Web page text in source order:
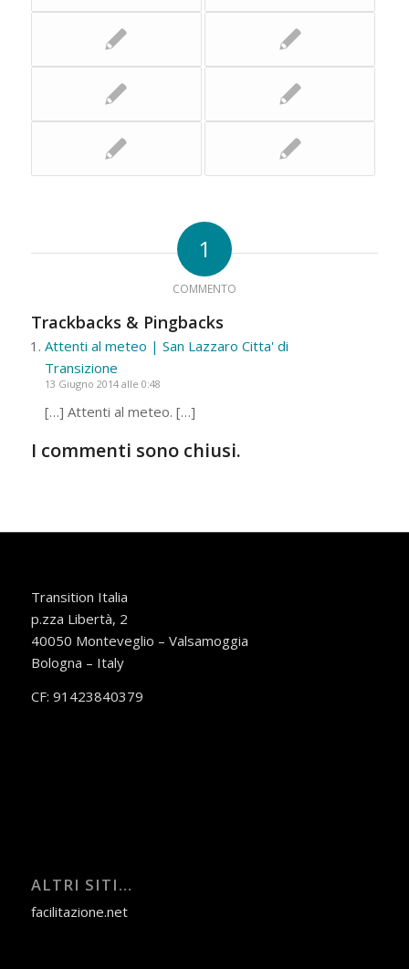
1
COMMENTO
Trackbacks & Pingbacks
Attenti al meteo | San Lazzaro Citta' di
Transizione
13 Giugno 2014 alle 0:48
[…] Attenti al meteo. […]
I commenti sono chiusi.
Transition Italia
p.zza Libertà, 2
40050 Monteveglio – Valsamoggia
Bologna – Italy
CF: 91423840379
ALTRI SITI…
facilitazione.net